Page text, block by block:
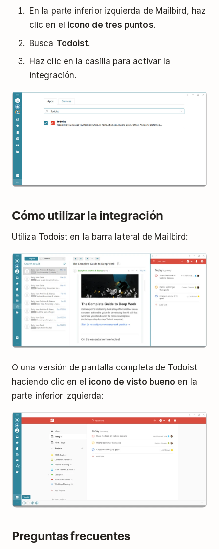
En la parte inferior izquierda de Mailbird, haz
clic en el icono de tres puntos.
Busca Todoist.
Haz clic en la casilla para activar la
integración.
Cómo utilizar la integración
Utiliza Todoist en la barra lateral de Mailbird:
O una versión de pantalla completa de Todoist
haciendo clic en el icono de visto bueno en la
parte inferior izquierda:
Preguntas frecuentes